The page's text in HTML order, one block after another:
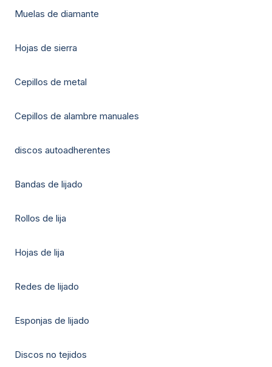
Muelas de diamante
Hojas de sierra
Cepillos de metal
Cepillos de alambre manuales
discos autoadherentes
Bandas de lijado
Rollos de lija
Hojas de lija
Redes de lijado
Esponjas de lijado
Discos no tejidos